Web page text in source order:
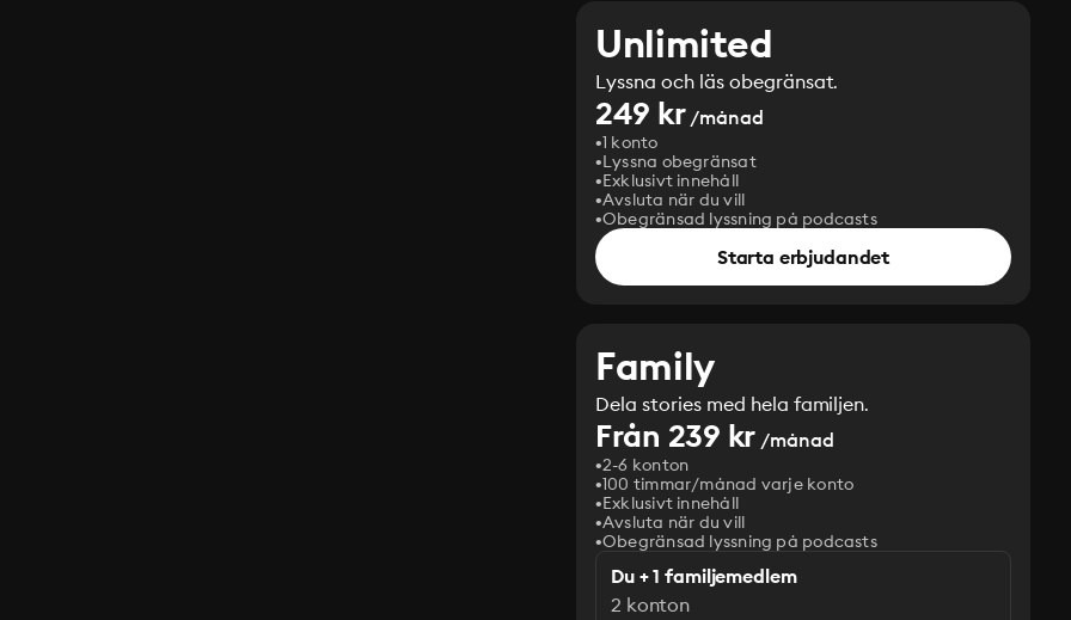
Unlimited
Lyssna och läs obegränsat.
249 kr/månad
1 konto
Lyssna obegränsat
Exklusivt innehåll
Avsluta när du vill
Obegränsad lyssning på podcasts
Starta erbjudandet
Family
Dela stories med hela familjen.
Från 239 kr /månad
2-6 konton
100 timmar/månad varje konto
Exklusivt innehåll
Avsluta när du vill
Obegränsad lyssning på podcasts
Du + 1 familjemedlem
2 konton